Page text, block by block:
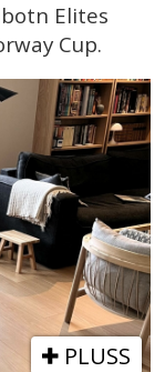
Elites
Cup.
PLUSS